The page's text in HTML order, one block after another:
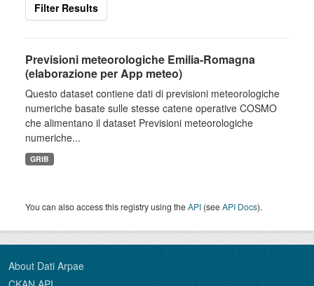
Filter Results
Previsioni meteorologiche Emilia-Romagna
(elaborazione per App meteo)
Questo dataset contiene dati di previsioni meteorologiche
numeriche basate sulle stesse catene operative COSMO
che alimentano il dataset Previsioni meteorologiche
numeriche...
GRIB
You can also access this registry using theAPI (seeAPI Docs).
About Dati Arpae